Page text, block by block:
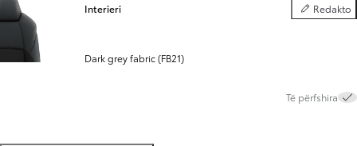
Interieri Redakto
Interieri
Dark grey fabric (FB21)
Të përfshira